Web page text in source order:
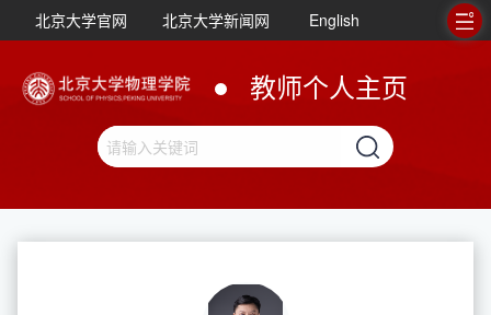
北京大学官网 北京大学新闻网 English
教师个人主页